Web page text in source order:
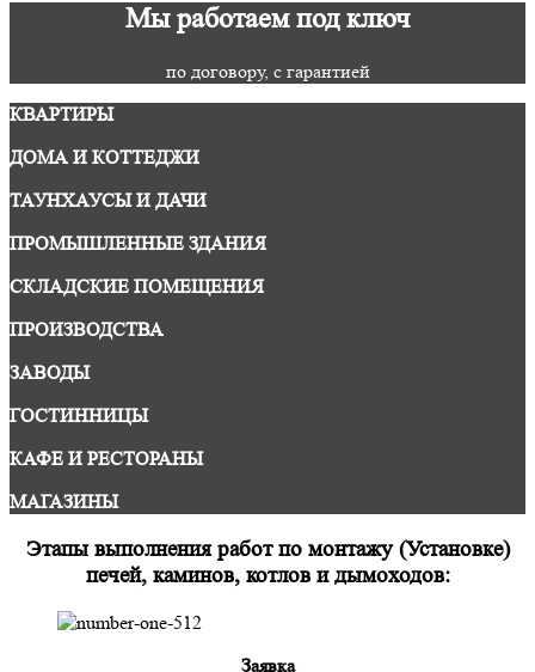
Мы работаем под ключ
по договору, с гарантией
КВАРТИРЫ
ДОМА И КОТТЕДЖИ
ТАУНХАУСЫ И ДАЧИ
ПРОМЫШЛЕННЫЕ ЗДАНИЯ
СКЛАДСКИЕ ПОМЕЩЕНИЯ
ПРОИЗВОДСТВА
ЗАВОДЫ
ГОСТИННИЦЫ
КАФЕ И РЕСТОРАНЫ
МАГАЗИНЫ
Этапы выполнения работ по монтажу (Установке)
печей, каминов, котлов и дымоходов:
Заявка